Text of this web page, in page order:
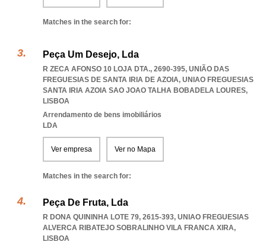
Matches in the search for:
Peça Um Desejo, Lda
R ZECA AFONSO 10 LOJA DTA., 2690-395, UNIÃO DAS
FREGUESIAS DE SANTA IRIA DE AZOIA, UNIAO FREGUESIAS
SANTA IRIA AZOIA SAO JOAO TALHA BOBADELA LOURES,
LISBOA
Arrendamento de bens imobiliários
LDA
Ver empresa Ver no Mapa
Matches in the search for:
Peça De Fruta, Lda
R DONA QUININHA LOTE 79, 2615-393, UNIAO FREGUESIAS
ALVERCA RIBATEJO SOBRALINHO VILA FRANCA XIRA,
LISBOA